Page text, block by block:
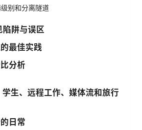
别和分离隧道
陷阱与误区
最佳实践
分析
生、远程工作、媒体流和旅行
日常